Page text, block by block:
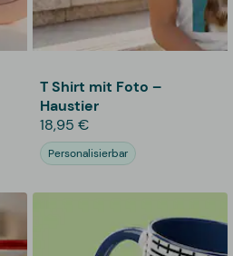
T Shirt mit Foto –
Haustier
18,95 €
Personalisierbar